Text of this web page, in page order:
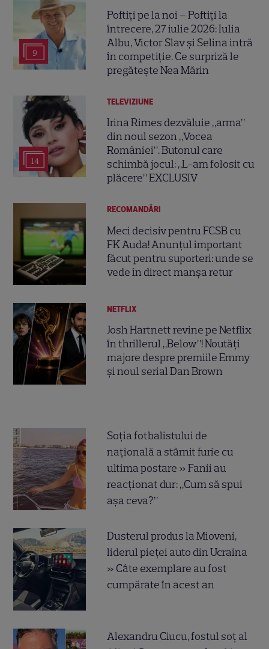
9
Poftiți pe la noi – Poftiți la
întrecere, 27 iulie 2026: Iulia
Albu, Victor Slav și Selina intră
în competiție. Ce surpriză le
pregătește Nea Mărin
14
TELEVIZIUNE
Irina Rimes dezvăluie „arma”
din noul sezon „Vocea
României”. Butonul care
schimbă jocul: „L-am folosit cu
plăcere” EXCLUSIV
RECOMANDĂRI
Meci decisiv pentru FCSB cu
FK Auda! Anunțul important
făcut pentru suporteri: unde se
vede în direct manșa retur
NETFLIX
Josh Hartnett revine pe Netflix
în thrillerul „Below”! Noutăți
majore despre premiile Emmy
și noul serial Dan Brown
Soția fotbalistului de
națională a stârnit furie cu
ultima postare » Fanii au
reacționat dur: „Cum să spui
așa ceva?”
Dusterul produs la Mioveni,
liderul pieței auto din Ucraina
» Câte exemplare au fost
cumpărate în acest an
Alexandru Ciucu, fostul soț al